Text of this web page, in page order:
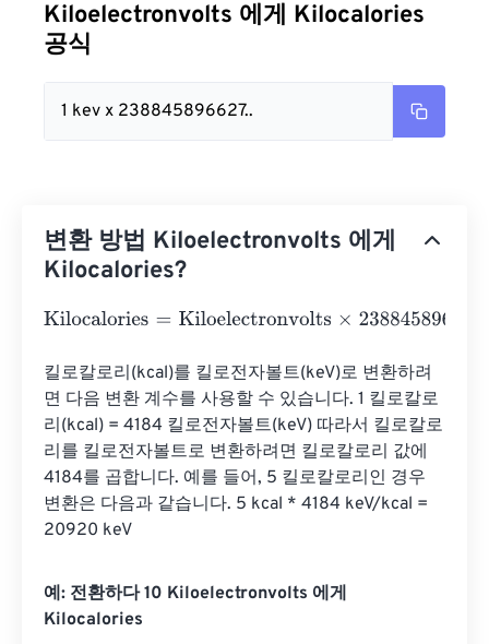
Kiloelectronvolts 에게 Kilocalories
공식
1 kev x 238845896627..
변환 방법 Kiloelectronvolts 에게
Kilocalories?
Kilocalories=Kiloelectronvolts×238845896627551.4
킬로칼로리(kcal)를 킬로전자볼트(keV)로 변환하려
면 다음 변환 계수를 사용할 수 있습니다. 1 킬로칼로
리(kcal) = 4184 킬로전자볼트(keV) 따라서 킬로칼로
리를 킬로전자볼트로 변환하려면 킬로칼로리 값에
4184를 곱합니다. 예를 들어, 5 킬로칼로리인 경우
변환은 다음과 같습니다. 5 kcal * 4184 keV/kcal =
20920 keV
예: 전환하다 10 Kiloelectronvolts 에게
Kilocalories